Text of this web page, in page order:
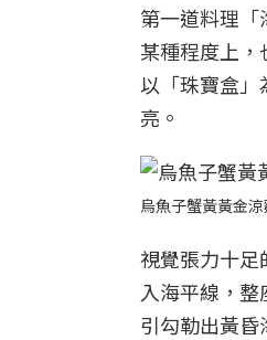
第一道料理「
某種程度上
以「珠寶盒」
亮。
烏魚子蟹黃黃金
視覺張力十足
入海平線，
引勾勒出黃